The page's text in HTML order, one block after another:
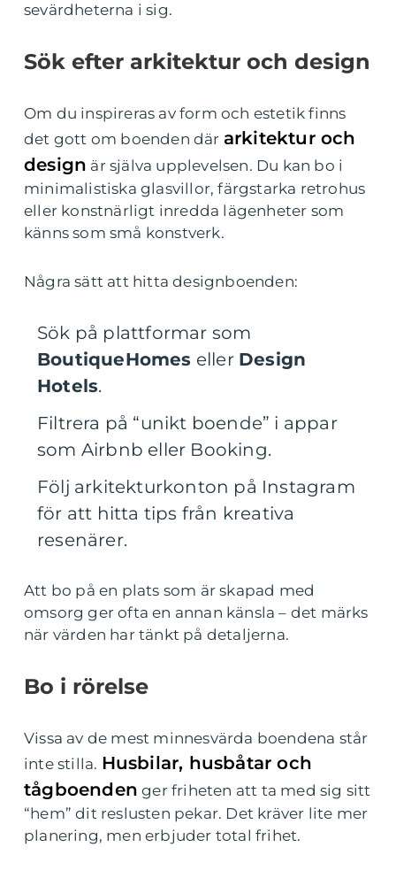
sevärdheterna i sig.
Sök efter arkitektur och design
Om du inspireras av form och estetik finns
det gott om boenden där arkitektur och
design är själva upplevelsen. Du kan bo i
minimalistiska glasvillor, färgstarka retrohus
eller konstnärligt inredda lägenheter som
känns som små konstverk.
Några sätt att hitta designboenden:
Sök på plattformar som
BoutiqueHomes eller Design
Hotels.
Filtrera på “unikt boende” i appar
som Airbnb eller Booking.
Följ arkitekturkonton på Instagram
för att hitta tips från kreativa
resenärer.
Att bo på en plats som är skapad med
omsorg ger ofta en annan känsla – det märks
när värden har tänkt på detaljerna.
Bo i rörelse
Vissa av de mest minnesvärda boendena står
inte stilla. Husbilar, husbåtar och
tågboenden ger friheten att ta med sig sitt
“hem” dit reslusten pekar. Det kräver lite mer
planering, men erbjuder total frihet.